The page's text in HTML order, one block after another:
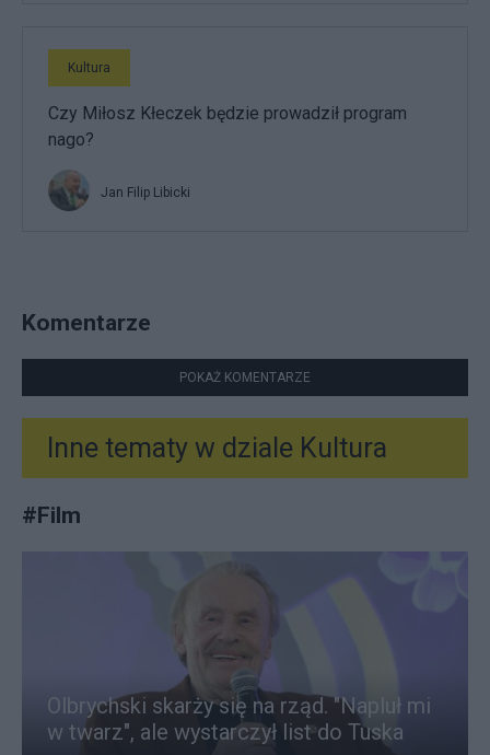
Kultura
Czy Miłosz Kłeczek będzie prowadził program
nago?
Jan Filip Libicki
Komentarze
POKAŻ KOMENTARZE
Inne tematy w dziale Kultura
#Film
Olbrychski skarży się na rząd. "Napluł mi
w twarz", ale wystarczył list do Tuska